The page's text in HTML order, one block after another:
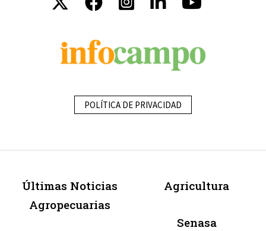
POLÍTICA DE PRIVACIDAD
Últimas Noticias
Agropecuarias
Agricultura
Senasa